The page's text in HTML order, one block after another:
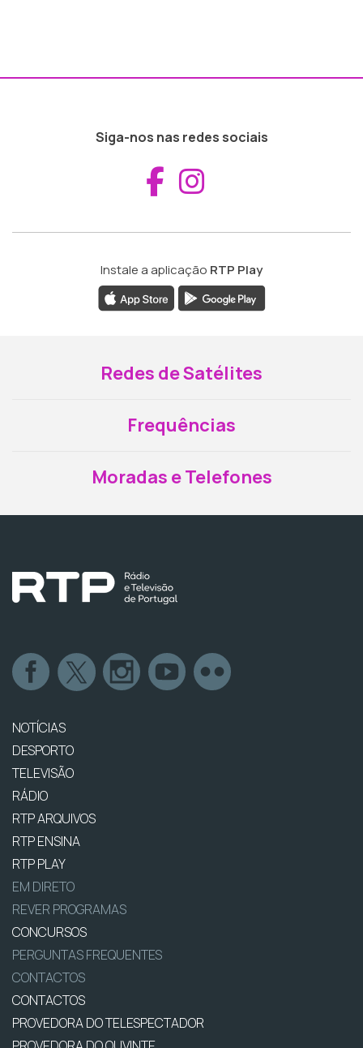
Siga-nos nas redes sociais
Aceder ao
Instale a aplicação RTP Play
Redes de Satélites
Frequências
Moradas e Telefones
NOTÍCIAS
DESPORTO
TELEVISÃO
RÁDIO
RTP ARQUIVOS
RTP ENSINA
RTP PLAY
EM DIRETO
REVER PROGRAMAS
CONCURSOS
PERGUNTAS FREQUENTES
CONTACTOS
CONTACTOS
PROVEDORA DO TELESPECTADOR